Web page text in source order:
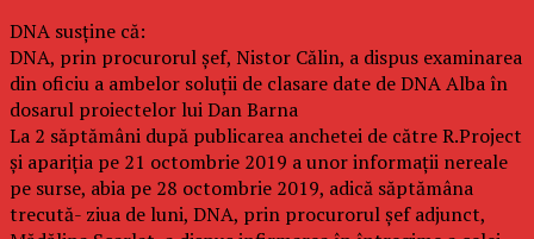
DNA susţine că:
DNA, prin procurorul şef, Nistor Călin, a dispus examinarea
din oficiu a ambelor soluţii de clasare date de DNA Alba în
dosarul proiectelor lui Dan Barna
La 2 săptămâni după publicarea anchetei de către R.Project
şi apariţia pe 21 octombrie 2019 a unor informaţii nereale
pe surse, abia pe 28 octombrie 2019, adică săptămâna
trecută- ziua de luni, DNA, prin procurorul şef adjunct,